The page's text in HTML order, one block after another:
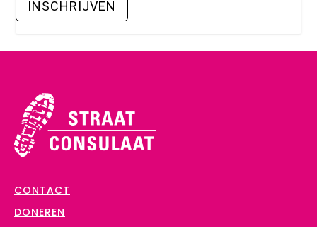
CONTACT
DONEREN